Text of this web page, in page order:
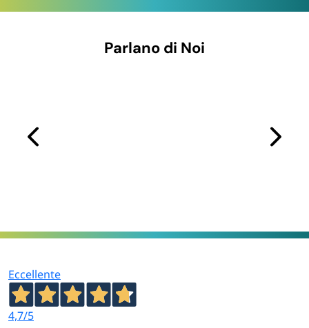
Parlano di Noi
Eccellente
4,7/5